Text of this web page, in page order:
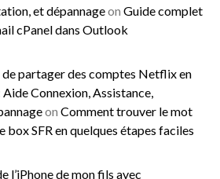
et dépannageon Guide complet
cPanel dans Outlook
partager des comptes Netflix en
Connexion, Assistance,
on Comment trouver le mot
box SFR en quelques étapes faciles
l’iPhone de mon fils avec